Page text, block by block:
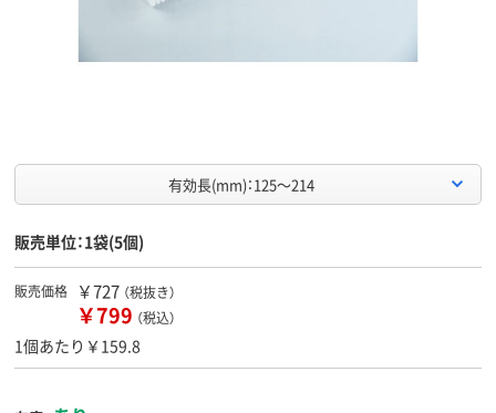
有効長(mm)：125～214
販売単位：1袋(5個)
販売価格 ￥727 （税抜き）
￥799 （税込）
1個あたり￥159.8